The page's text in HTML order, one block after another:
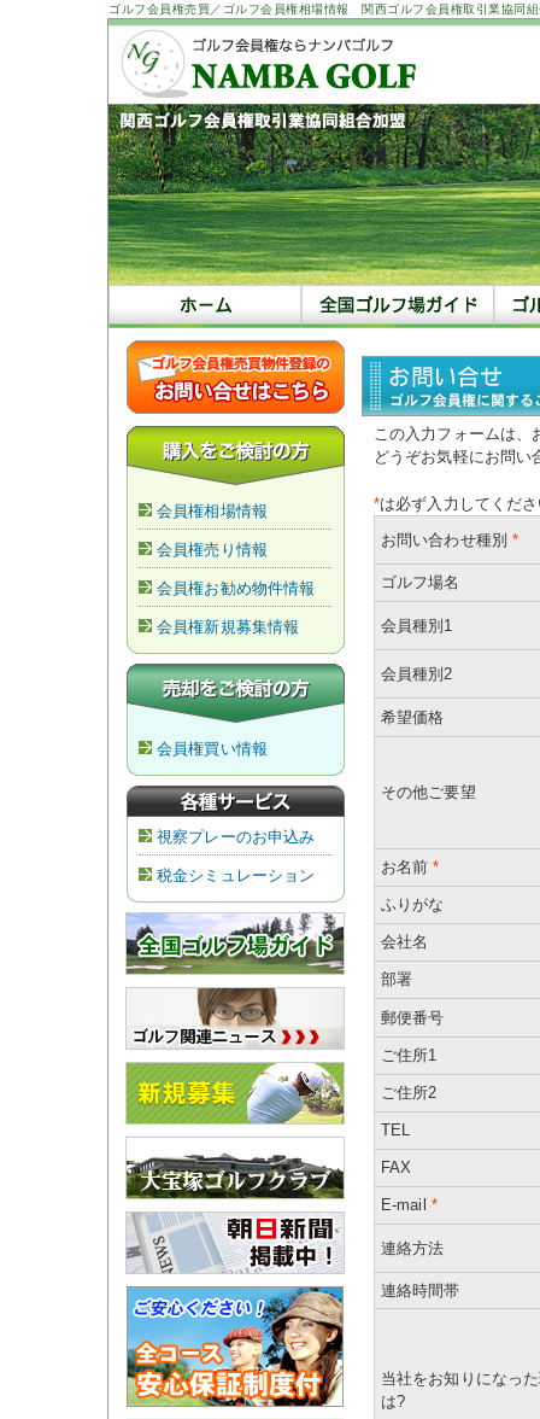
ゴルフ会員権売買／ゴルフ会員権相場情報 関西ゴルフ会員権取引業協同
会員権相場情報
会員権売り情報
会員権お勧め物件情報
会員権新規募集情報
会員権買い情報
視察プレーのお申込み
税金シミュレーション
この入力フォームは、
どうぞお気軽にお問い
*は必ず入力してくだ
お問い合わせ種別 *
ゴルフ場名
会員種別1
会員種別2
希望価格
その他ご要望
お名前 *
ふりがな
会社名
部署
郵便番号
ご住所1
ご住所2
TEL
FAX
E-mail *
連絡方法
連絡時間帯
当社をお知りになっ
は?